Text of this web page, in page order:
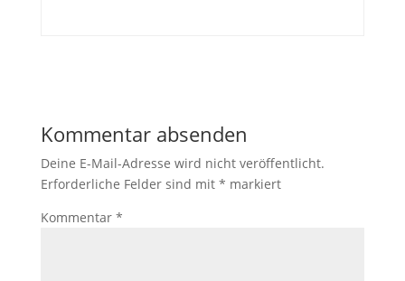
Kommentar absenden
Deine E-Mail-Adresse wird nicht veröffentlicht.
Erforderliche Felder sind mit * markiert
Kommentar *